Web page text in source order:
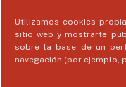
Utilizamos cookies
sitio web y mostrarte
sobre la base de un
navegación (por ejemplo,
Área del